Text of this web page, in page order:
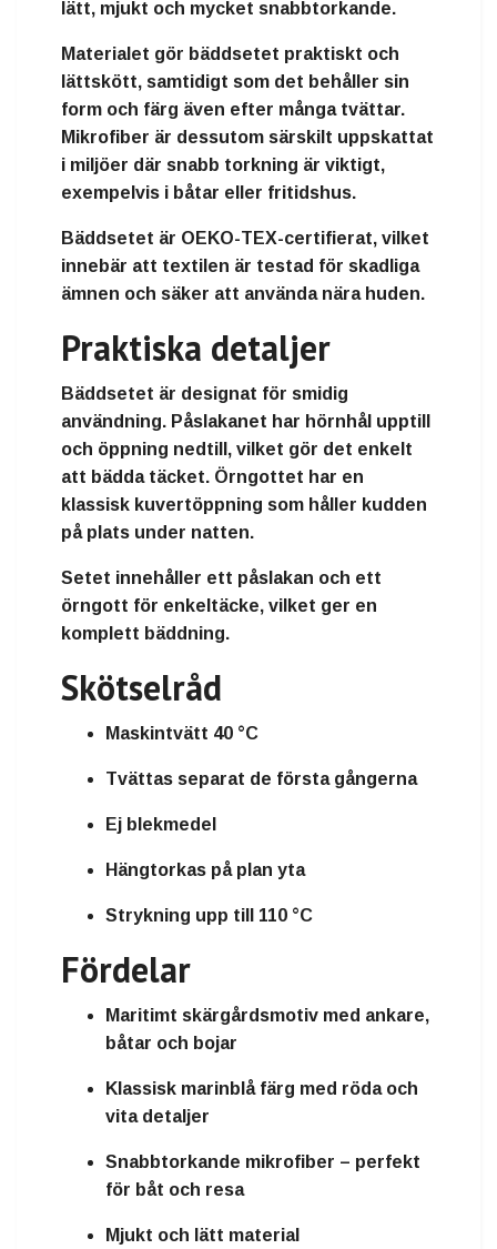
lätt, mjukt och mycket snabbtorkande.
Materialet gör bäddsetet praktiskt och
lättskött, samtidigt som det behåller sin
form och färg även efter många tvättar.
Mikrofiber är dessutom särskilt uppskattat
i miljöer där snabb torkning är viktigt,
exempelvis i båtar eller fritidshus.
Bäddsetet är OEKO-TEX-certifierat, vilket
innebär att textilen är testad för skadliga
ämnen och säker att använda nära huden.
Praktiska detaljer
Bäddsetet är designat för smidig
användning. Påslakanet har hörnhål upptill
och öppning nedtill, vilket gör det enkelt
att bädda täcket. Örngottet har en
klassisk kuvertöppning som håller kudden
på plats under natten.
Setet innehåller ett påslakan och ett
örngott för enkeltäcke, vilket ger en
komplett bäddning.
Skötselråd
Maskintvätt 40 °C
Tvättas separat de första gångerna
Ej blekmedel
Hängtorkas på plan yta
Strykning upp till 110 °C
Fördelar
Maritimt skärgårdsmotiv med ankare,
båtar och bojar
Klassisk marinblå färg med röda och
vita detaljer
Snabbtorkande mikrofiber – perfekt
för båt och resa
Mjukt och lätt material